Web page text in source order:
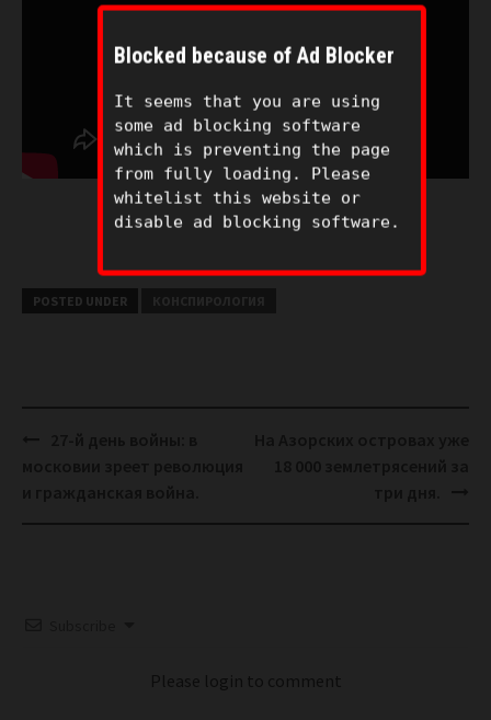
POSTED UNDER
Blocked because of Ad Blocker
It seems that you are using
some ad blocking software
which is preventing the page
from fully loading. Please
whitelist this website or
disable ad blocking software.